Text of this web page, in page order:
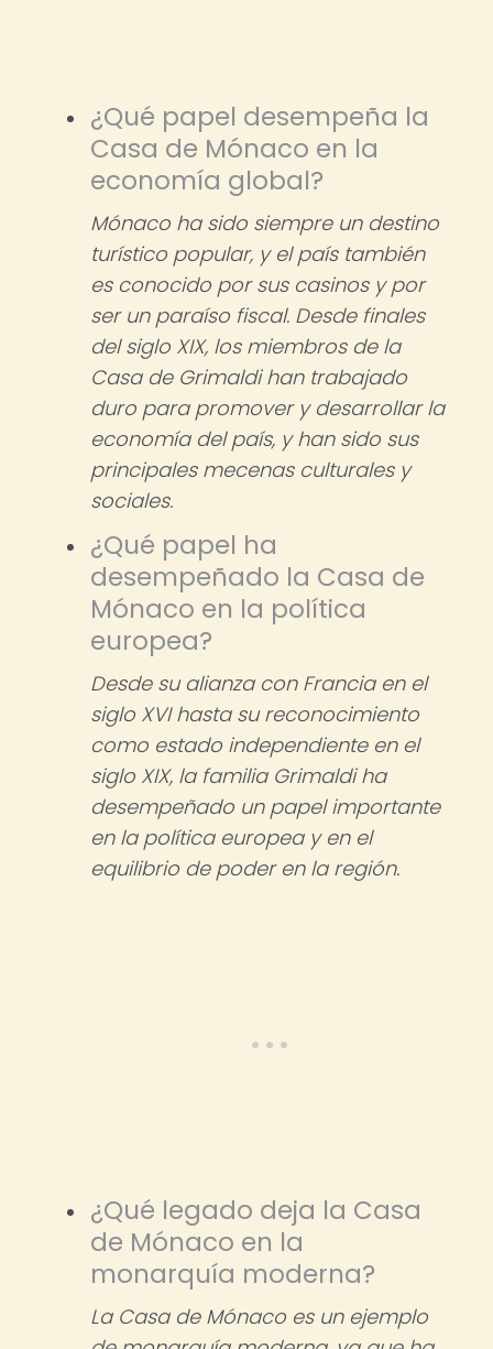
¿Qué papel desempeña la
Casa de Mónaco en la
economía global?
Mónaco ha sido siempre un destino
turístico popular, y el país también
es conocido por sus casinos y por
ser un paraíso fiscal. Desde finales
del siglo XIX, los miembros de la
Casa de Grimaldi han trabajado
duro para promover y desarrollar la
economía del país, y han sido sus
principales mecenas culturales y
sociales.
¿Qué papel ha
desempeñado la Casa de
Mónaco en la política
europea?
Desde su alianza con Francia en el
siglo XVI hasta su reconocimiento
como estado independiente en el
siglo XIX, la familia Grimaldi ha
desempeñado un papel importante
en la política europea y en el
equilibrio de poder en la región.
¿Qué legado deja la Casa
de Mónaco en la
monarquía moderna?
La Casa de Mónaco es un ejemplo